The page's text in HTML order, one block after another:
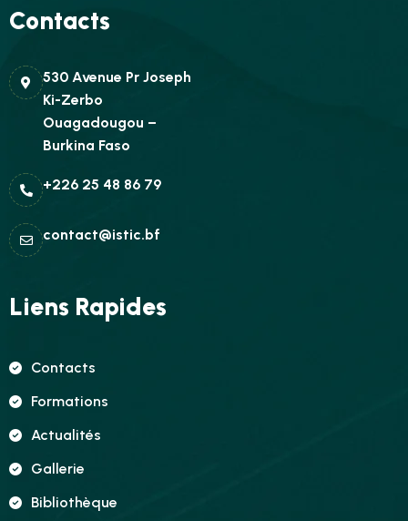
Contacts
530 Avenue Pr Joseph
Ki-Zerbo
Ouagadougou –
Burkina Faso
+226 25 48 86 79
contact@istic.bf
Liens Rapides
Contacts
Formations
Actualités
Gallerie
Bibliothèque